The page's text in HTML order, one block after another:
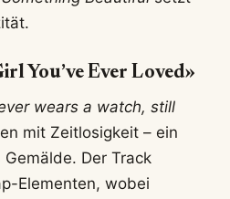
You’ve Ever Loved»
wears a watch, still
mit Zeitlosigkeit – ein
Der Track
Elementen, wobei